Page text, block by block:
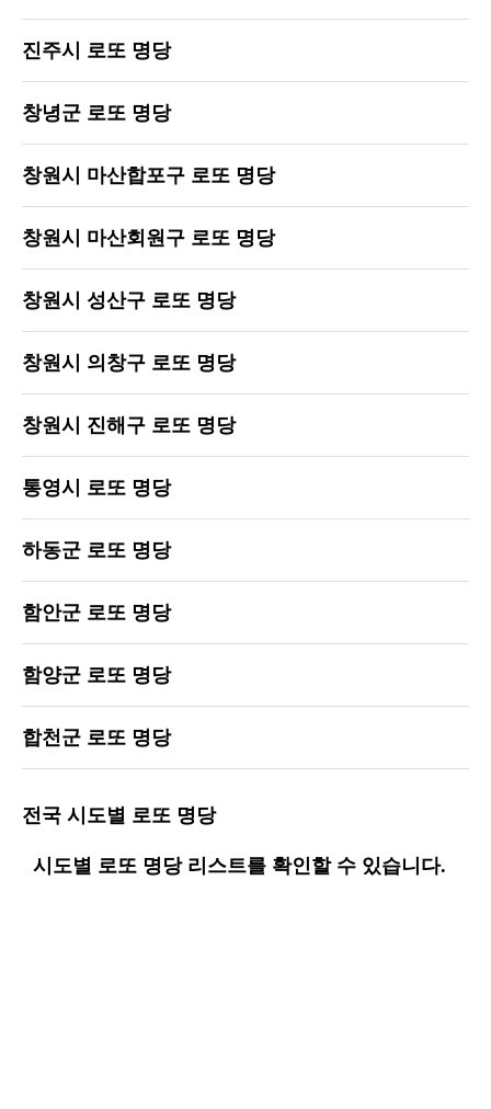
진주시 로또 명당
창녕군 로또 명당
창원시 마산합포구 로또 명당
창원시 마산회원구 로또 명당
창원시 성산구 로또 명당
창원시 의창구 로또 명당
창원시 진해구 로또 명당
통영시 로또 명당
하동군 로또 명당
함안군 로또 명당
함양군 로또 명당
합천군 로또 명당
전국 시도별 로또 명당
시도별 로또 명당 리스트를 확인할 수 있습니다.